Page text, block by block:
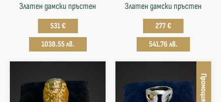
Златен дамски пръстен
531 €
1038.55 лв.
Златен дамски пръстен
277 €
541.76 лв.
Промоция